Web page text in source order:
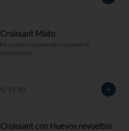
Croissant Mixto
En nuestro reconocido croissant de
mantequilla.
S/ 19.90
Croissant con Huevos revueltos